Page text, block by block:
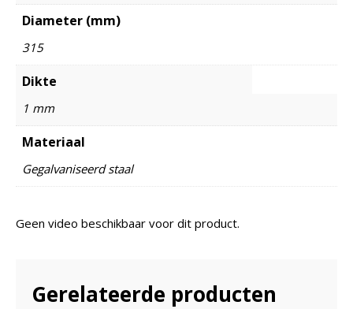
Diameter (mm)
315
Dikte
1 mm
Materiaal
Gegalvaniseerd staal
Geen video beschikbaar voor dit product.
Gerelateerde producten